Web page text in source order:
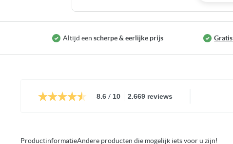
naar
de
Altijd een scherpe & eerlijke prijs Gratis
8.6 / 10 2.669 reviews
ProductinformatieAndere producten die mogelijk iets voor u zijn!